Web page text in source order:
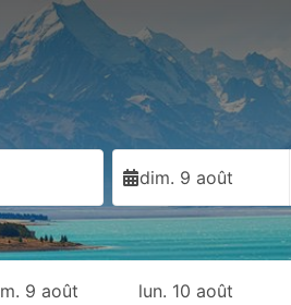
dim. 9 août
9 août lun. 10 août